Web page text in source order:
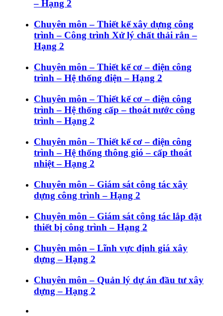
– Hạng 2
Chuyên môn – Thiết kế xây dựng công
trình – Công trình Xử lý chất thải rắn –
Hạng 2
Chuyên môn – Thiết kế cơ – điện công
trình – Hệ thống điện – Hạng 2
Chuyên môn – Thiết kế cơ – điện công
trình – Hệ thống cấp – thoát nước công
trình – Hạng 2
Chuyên môn – Thiết kế cơ – điện công
trình – Hệ thống thông gió – cấp thoát
nhiệt – Hạng 2
Chuyên môn – Giám sát công tác xây
dựng công trình – Hạng 2
Chuyên môn – Giám sát công tác lắp đặt
thiết bị công trình – Hạng 2
Chuyên môn – Lĩnh vực định giá xây
dựng – Hạng 2
Chuyên môn – Quản lý dự án đầu tư xây
dựng – Hạng 2